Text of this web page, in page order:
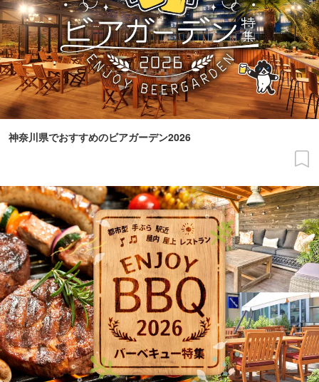
神奈川県でおすすめのビアガーデン2026